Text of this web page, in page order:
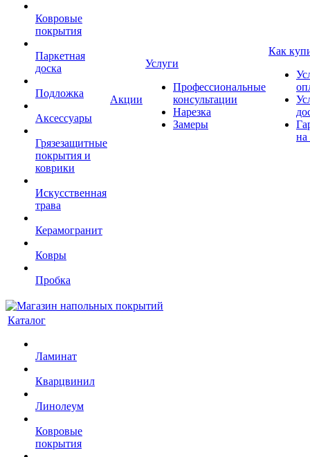
Ковровые
покрытия
Паркетная
доска
Подложка
Аксессуары
Грязезащитные
покрытия и
коврики
Искусственная
трава
Керамогранит
Ковры
Пробка
Акции
Услуги
Профессиональные
консультации
Нарезка
Замеры
Как
на
Каталог
Ламинат
Кварцвинил
Линолеум
Ковровые
покрытия